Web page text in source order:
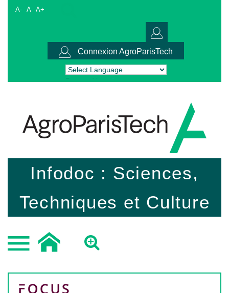
A- A A+
Connexion AgroParisTech
Powered by Translate
Infodoc : Sciences,
Techniques et Culture